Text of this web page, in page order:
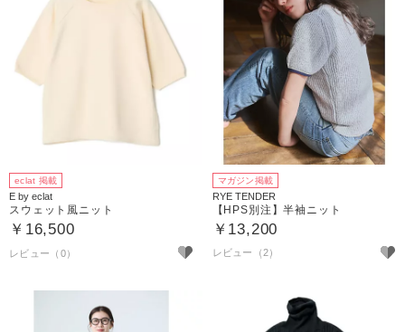
eclat 掲載
E by eclat
スウェット風ニット
￥16,500
マガジン掲載
RYE TENDER
【HPS別注】半袖ニット
￥13,200
レビュー（2）